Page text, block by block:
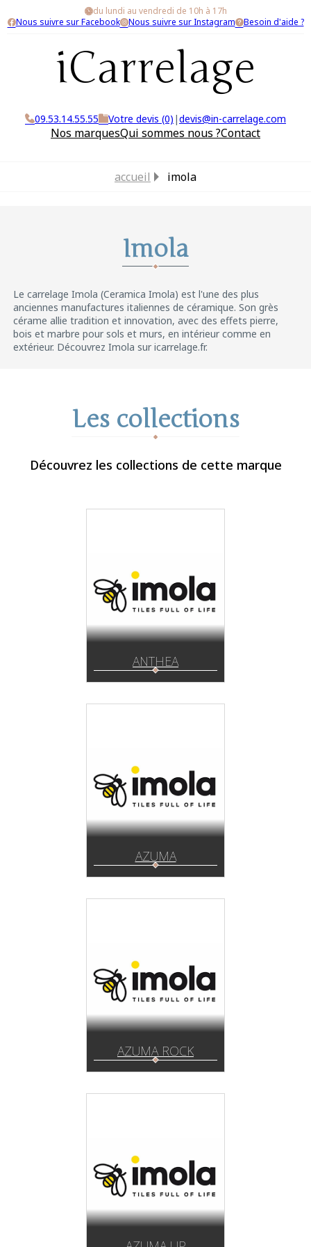
du lundi au vendredi de 10h à 17h
Nous suivre sur Facebook
Nous suivre sur Instagram Besoin d'aide ?
iCarrelage
09.53.14.55.55 Votre devis (0) |devis@in-carrelage.com
Nos marquesQui sommes nous ?Contact
accueil imola
Imola
Le carrelage Imola (Ceramica Imola) est l'une des plus
anciennes manufactures italiennes de céramique. Son grès
cérame allie tradition et innovation, avec des effets pierre,
bois et marbre pour sols et murs, en intérieur comme en
extérieur. Découvrez Imola sur icarrelage.fr.
Les collections
Découvrez les collections de cette marque
ANTHEA
AZUMA
AZUMA ROCK